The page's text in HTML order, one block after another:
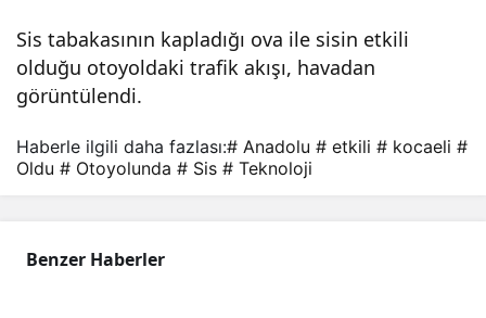
Sis tabakasının kapladığı ova ile sisin etkili
olduğu otoyoldaki trafik akışı, havadan
görüntülendi.
Haberle ilgili daha fazlası:# Anadolu # etkili # kocaeli #
Oldu # Otoyolunda # Sis # Teknoloji
Benzer Haberler